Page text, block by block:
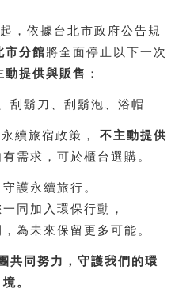
，依據台北市政府公告規
市分館將全面停止以下一次
動提供與販售 ：
刮鬍刀、刮鬍泡、浴帽
續旅宿政策， 不主動提供
有需求，可於櫃台選購。
護永續旅行。
同加入環保行動，
為未來保留更多可能。
共同努力，守護我們的環
境。